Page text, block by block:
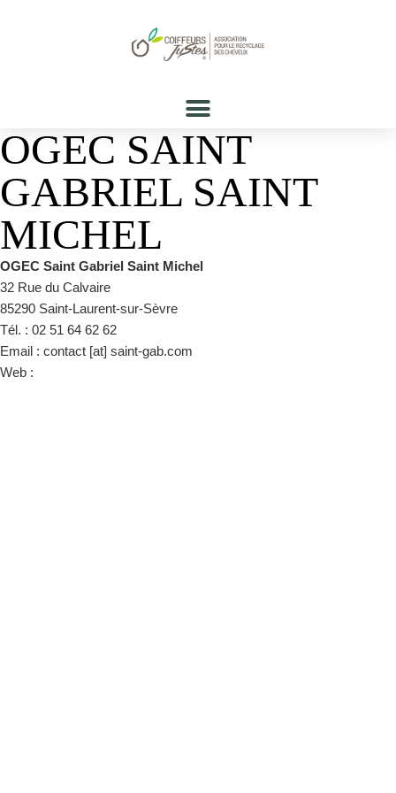
OGEC SAINT
GABRIEL SAINT
MICHEL
OGEC Saint Gabriel Saint Michel
32 Rue du Calvaire
85290 Saint-Laurent-sur-Sèvre
Tél. : 02 51 64 62 62
Email : contact [at] saint-gab.com
Web :